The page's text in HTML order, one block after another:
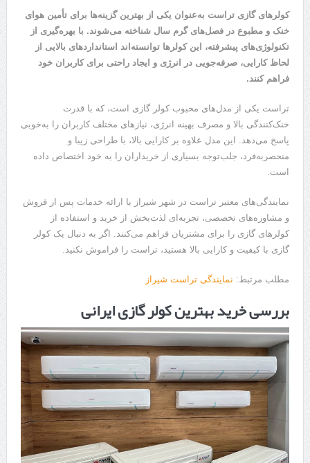
کولرهای گازی تراست به‌عنوان یکی از بهترین گزینه‌ها برای تأمین هوای
خنک و مطبوع در فصل‌های گرم سال شناخته می‌شوند. با بهره‌گیری از
تکنولوژی‌های پیشرفته، این کولرها توانسته‌اند استانداردهای بالایی از
لحاظ کارایی، صرفه‌جویی در انرژی و ایجاد راحتی برای کاربران خود
فراهم کنند.
تراست یکی از مدل‌های محبوب کولر گازی است، که با قدرت
خنک‌کنندگی بالا و مصرف بهینه انرژی، نیازهای مختلف کاربران را به‌خوبی
پاسخ می‌دهد. این مدل علاوه بر کارایی بالا، با طراحی زیبا و
منحصربه‌فرد، جلب‌توجه بسیاری از خریداران را به خود اختصاص داده
است.
نمایندگی‌های معتبر تراست در شهر شیراز با ارائه خدمات پس از فروش
و مشاوره‌های تخصصی، تجربه‌ای لذت‌بخش از خرید و استفاده از
کولرهای گازی را برای مشتریان فراهم می‌کنند. اگر به دنبال یک کولر
گازی با کیفیت و کارایی بالا هستید، تراست را فراموش نکنید.
مطلب مرتبط: نمایندگی تراست شیراز
بررسی خرید بهترین کولر گازی ایرانی